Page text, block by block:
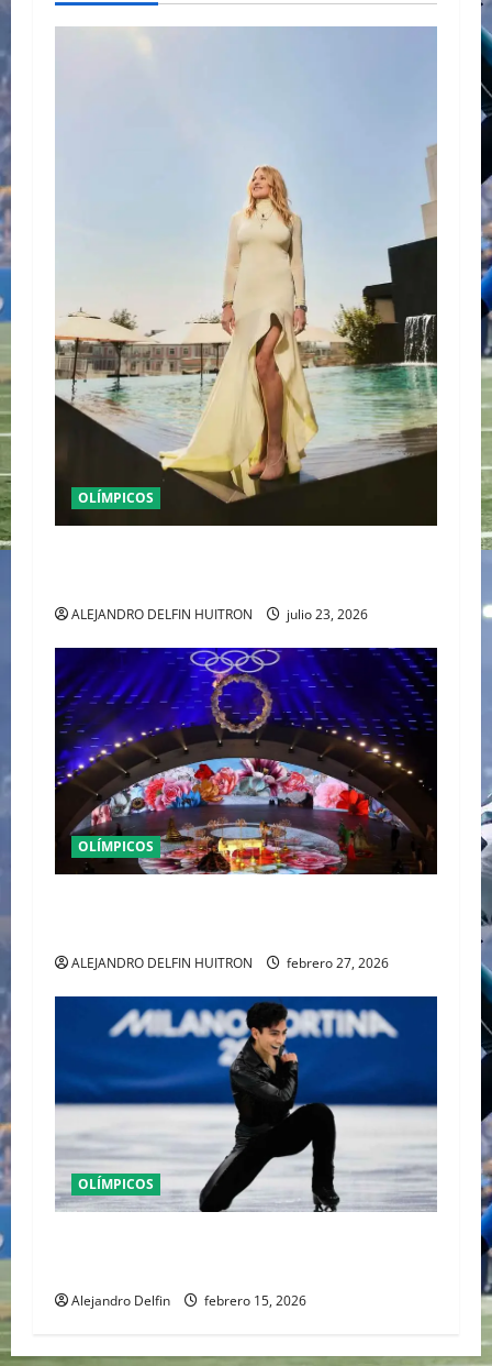
OLÍMPICOS
ALEJANDRO DELFIN HUITRON julio 23, 2026
OLÍMPICOS
ALEJANDRO DELFIN HUITRON febrero 27, 2026
OLÍMPICOS
Alejandro Delfin febrero 15, 2026